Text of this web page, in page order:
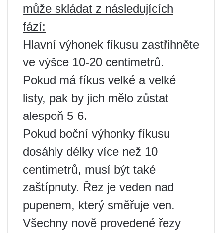
může skládat z následujících
fází:
Hlavní výhonek fíkusu zastřihněte
ve výšce 10-20 centimetrů.
Pokud má fíkus velké a velké
listy, pak by jich mělo zůstat
alespoň 5-6.
Pokud boční výhonky fíkusu
dosáhly délky více než 10
centimetrů, musí být také
zaštípnuty. Řez je veden nad
pupenem, který směřuje ven.
Všechny nově provedené řezy